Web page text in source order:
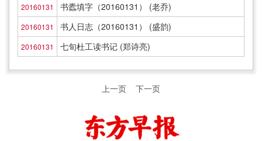
20160131 书蠹填字（20160131） (老乔)
20160131 书人日志（20160131） (盛韵)
20160131 七旬杜工读书记 (郑诗亮)
上一页 下一页